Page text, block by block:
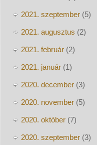
2021. szeptember(5)
2021. augusztus (2)
2021. február(2)
2021. január(1)
2020. december(3)
2020. november(5)
2020. október(7)
2020. szeptember(3)